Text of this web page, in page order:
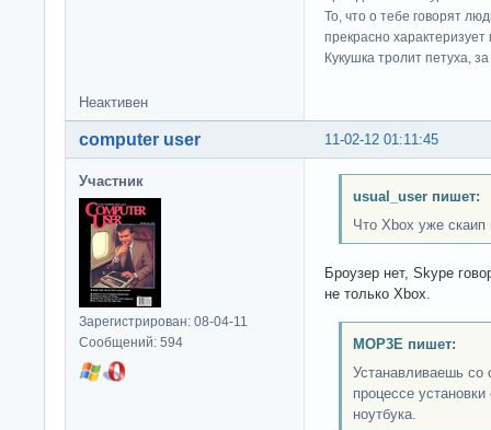
То, что о тебе говорят
прекрасно характеризует
Кукушка тролит петуха,
Неактивен
11-02-12 01:11:45
computer user
Участник
Зарегистрирован: 08-04-11
Сообщений: 594
usual_user пишет:
Что Xbox уже
Броузер нет, Skype
не только Xbox.
MOP3E пишет:
Устанавливаешь со
процессе
ноутбука.